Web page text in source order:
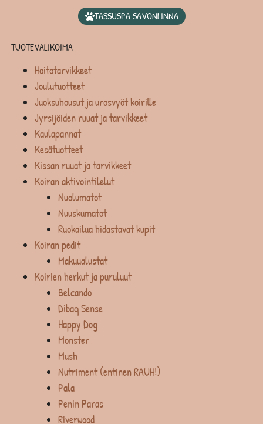
TASSUSPA SAVONLINNA
TUOTEVALIKOIMA
Hoitotarvikkeet
Joulutuotteet
Juoksuhousut ja urosvyöt koirille
Jyrsijöiden ruuat ja tarvikkeet
Kaulapannat
Kesätuotteet
Kissan ruuat ja tarvikkeet
Koiran aktivointilelut
Nuolumatot
Nuuskumatot
Ruokailua hidastavat kupit
Koiran pedit
Makuualustat
Koirien herkut ja puruluut
Belcando
Dibaq Sense
Happy Dog
Monster
Mush
Nutriment (entinen RAUH!)
Pala
Penin Paras
Riverwood